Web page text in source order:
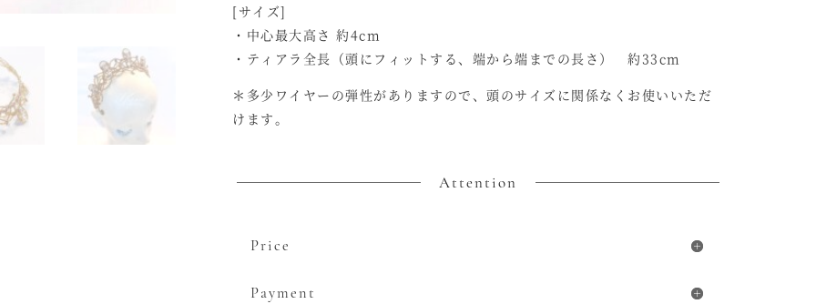
カ
チ
ュ
シ
ャ
ア
[サイズ]
・中心最大高さ 約4cm
・ティアラ全長（頭にフィットする、端から端までの長さ） 約33cm
＊多少ワイヤーの弾性がありますので、頭のサイズに関係なくお使いいただ
けます。
Attention
Price
Payment